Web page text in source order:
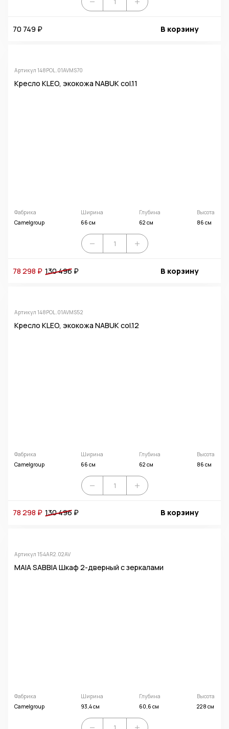
70 749 ₽ В корзину
Артикул 148POL.01AVMS70
Кресло KLEO, экокожа NABUK col.11
Фабрика
Camelgroup
Ширина
66 см
Глубина
62 см
Высота
86 см
78 298 ₽ 130 496₽ В корзину
Артикул 148POL.01AVMS52
Кресло KLEO, экокожа NABUK col.12
Фабрика
Camelgroup
Ширина
66 см
Глубина
62 см
Высота
86 см
78 298 ₽ 130 496₽ В корзину
Артикул 154AR2.02AV
MAIA SABBIA Шкаф 2-дверный с зеркалами
Фабрика
Camelgroup
Ширина
93,4 см
Глубина
60,6 см
Высота
228 см